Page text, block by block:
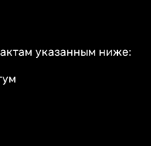
указанным ниже: